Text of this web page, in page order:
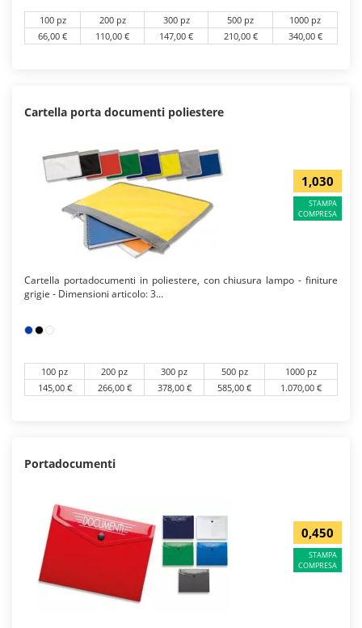
100 pz 200 pz 300 pz 500 pz
1000 pz
66,00 €
110,00 € 147,00 € 210,00 € 340,00 €
Cartella porta documenti poliestere
1,030
STAMPA
COMPRESA
Cartella portadocumenti in poliestere, con chiusura lampo - finiture
grigie - Dimensioni articolo: 3...
100 pz 200 pz 300 pz 500 pz
1000 pz
145,00 €
266,00 € 378,00 € 585,00 € 1.070,00 €
Portadocumenti
0,450
STAMPA
COMPRESA